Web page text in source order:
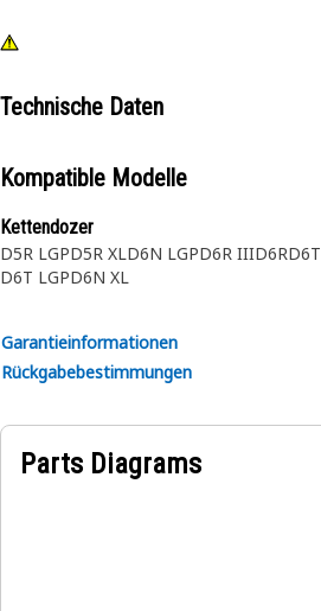
Technische Daten
Kompatible Modelle
Kettendozer
D5R LGPD5R XLD6N LGPD6R IIID6RD6T
D6T LGPD6N XL
Garantieinformationen
Rückgabebestimmungen
Parts Diagrams